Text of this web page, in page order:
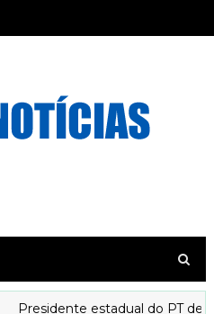
Presidente estadual do PT